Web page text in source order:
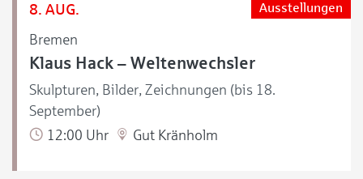
8. AUG.
Bremen
Ausstellungen
Klaus Hack – Weltenwechsler
Skulpturen, Bilder, Zeichnungen (bis 18.
September)
12:00 Uhr
Gut Kränholm